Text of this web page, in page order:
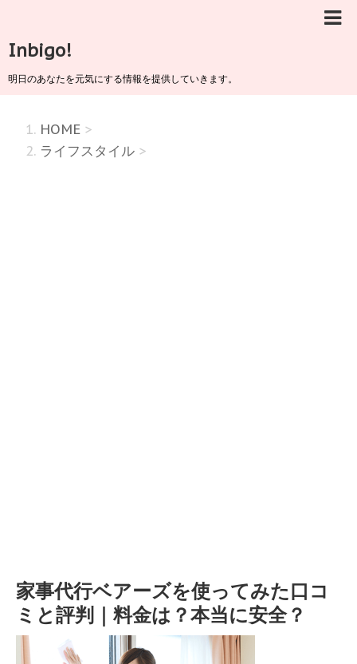
Inbigo!
明日のあなたを元気にする情報を提供していきます。
HOME >
ライフスタイル >
家事代行ベアーズを使ってみた口コ
ミと評判｜料金は？本当に安全？